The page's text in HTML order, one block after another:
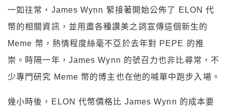
一如往常，James Wynn 緊接著開始公佈了 ELON 代
幣的相關資訊，並用盡各種讚美之詞宣傳這個新生的
Meme 幣，熱情程度絲毫不亞於去年對 PEPE 的推
崇。時隔一年，James Wynn 的號召力也非比尋常，不
少專門研究 Meme 幣的博主也在他的喊單中跑步入場。
幾小時後，ELON 代幣價格比 James Wynn 的成本要